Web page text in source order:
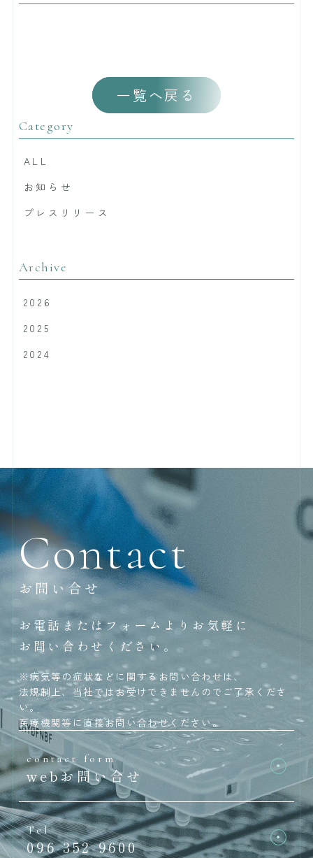
一覧へ戻る
Category
ALL
お知らせ
プレスリリース
Archive
2026
2025
2024
Contact
お問い合せ
お電話またはフォームよりお気軽に
お問い合わせください。
※病気等の症状などに関するお問い合わせは、
法規制上、当社ではお受けできませんのでご了承くださ
い。
医療機関等に直接お問い合わせください。
contact form
webお問い合せ
Tel
096-352-9600